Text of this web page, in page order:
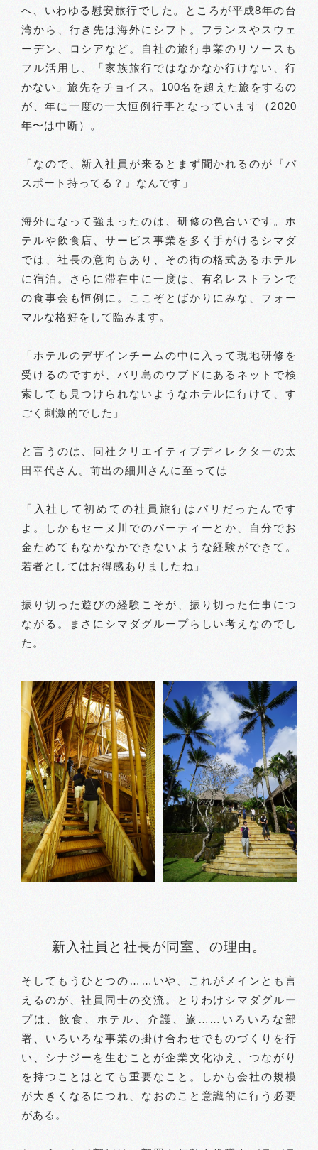
へ、いわゆる慰安旅行でした。ところが平成8年の台
湾から、行き先は海外にシフト。フランスやスウェ
ーデン、ロシアなど。自社の旅行事業のリソースも
フル活用し、「家族旅行ではなかなか行けない、行
かない」旅先をチョイス。100名を超えた旅をするの
が、年に一度の一大恒例行事となっています（2020
年〜は中断）。
「なので、新入社員が来るとまず聞かれるのが『パ
スポート持ってる？』なんです」
海外になって強まったのは、研修の色合いです。ホ
テルや飲食店、サービス事業を多く手がけるシマダ
では、社長の意向もあり、その街の格式あるホテル
に宿泊。さらに滞在中に一度は、有名レストランで
の食事会も恒例に。ここぞとばかりにみな、フォー
マルな格好をして臨みます。
「ホテルのデザインチームの中に入って現地研修を
受けるのですが、バリ島のウブドにあるネットで検
索しても見つけられないようなホテルに行けて、す
ごく刺激的でした」
と言うのは、同社クリエイティブディレクターの太
田幸代さん。前出の細川さんに至っては
「入社して初めての社員旅行はパリだったんです
よ。しかもセーヌ川でのパーティーとか、自分でお
金ためてもなかなかできないような経験ができて。
若者としてはお得感ありましたね」
振り切った遊びの経験こそが、振り切った仕事につ
ながる。まさにシマダグループらしい考えなのでし
た。
新入社員と社長が同室、の理由。
そしてもうひとつの……いや、これがメインとも言
えるのが、社員同士の交流。とりわけシマダグルー
プは、飲食、ホテル、介護、旅……いろいろな部
署、いろいろな事業の掛け合わせでものづくりを行
い、シナジーを生むことが企業文化ゆえ、つながり
を持つことはとても重要なこと。しかも会社の規模
が大きくなるにつれ、なおのこと意識的に行う必要
がある。